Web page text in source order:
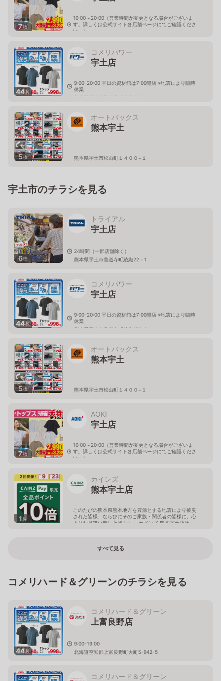
7枚
10:00～20:00（営業時間が変更となる場合がございま
す。詳しくは公式サイト各店舗ページにてご確認くださ
い。）
44枚
コメリパワー
宇土店
9:00-20:00 平日の資材館は7:00開店 ※地震により臨時
休業
熊本県宇土市善道寺町綾織179-3
5枚
オートバックス
熊本宇土
熊本県宇土市松山町１４００−１
宇土市のチラシを見る
6枚
トライアル
宇土店
24時間（一部店舗除く）
熊本県宇土市善道寺町綾織22－1
44枚
コメリパワー
宇土店
9:00-20:00 平日の資材館は7:00開店 ※地震により臨時
休業
熊本県宇土市善道寺町綾織179-3
5枚
オートバックス
熊本宇土
熊本県宇土市松山町１４００−１
7枚
AOKI
宇土店
10:00～20:00（営業時間が変更となる場合がございま
す。詳しくは公式サイト各店舗ページにてご確認くださ
い。）
1枚
カインズ
熊本宇土店
このたびの熊本県熊本地方を震源とする地震により被災
された皆様、ならびにそのご家族・関係者の皆様に、心
よりお見舞い申し上げます。 カインズ 熊本宇土店は、
客様にはご不便をおかけしましたが、ご来店お待ちして
すべて見る
コメリハード＆グリーンのチラシを見る
44枚
コメリハード＆グリーン
上富良野店
9:00-19:00
北海道空知郡上富良野町大町5-942-5
コメリハード＆グリーン